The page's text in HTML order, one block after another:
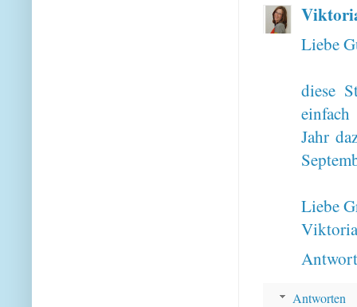
Liebe
diese
Jahr
Liebe
Viktoria
Antworten